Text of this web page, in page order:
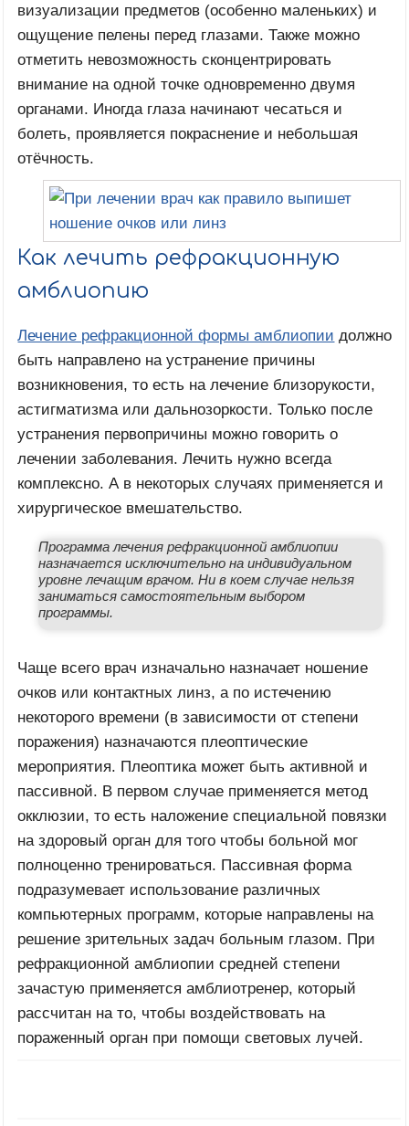
визуализации предметов (особенно маленьких) и
ощущение пелены перед глазами. Также можно
отметить невозможность сконцентрировать
внимание на одной точке одновременно двумя
органами. Иногда глаза начинают чесаться и
болеть, проявляется покраснение и небольшая
отёчность.
Как лечить рефракционную
амблиопию
Лечение рефракционной формы амблиопии должно
быть направлено на устранение причины
возникновения, то есть на лечение близорукости,
астигматизма или дальнозоркости. Только после
устранения первопричины можно говорить о
лечении заболевания. Лечить нужно всегда
комплексно. А в некоторых случаях применяется и
хирургическое вмешательство.
Программа лечения рефракционной амблиопии
назначается исключительно на индивидуальном
уровне лечащим врачом. Ни в коем случае нельзя
заниматься самостоятельным выбором
программы.
Чаще всего врач изначально назначает ношение
очков или контактных линз, а по истечению
некоторого времени (в зависимости от степени
поражения) назначаются плеоптические
мероприятия. Плеоптика может быть активной и
пассивной. В первом случае применяется метод
окклюзии, то есть наложение специальной повязки
на здоровый орган для того чтобы больной мог
полноценно тренироваться. Пассивная форма
подразумевает использование различных
компьютерных программ, которые направлены на
решение зрительных задач больным глазом. При
рефракционной амблиопии средней степени
зачастую применяется амблиотренер, который
рассчитан на то, чтобы воздействовать на
пораженный орган при помощи световых лучей.